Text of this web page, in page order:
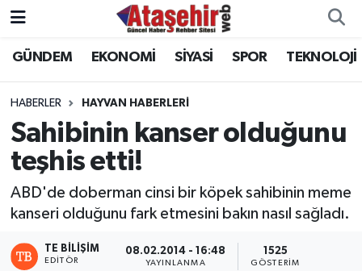
GÜNDEM EKONOMİ SİYASİ SPOR TEKNOLOJİ
HABERLER HAYVAN HABERLERI
Sahibinin kanser olduğunu
teşhis etti!
ABD'de doberman cinsi bir köpek sahibinin meme
kanseri olduğunu fark etmesini bakın nasıl sağladı.
TE BILIŞIM
EDITÖR
08.02.2014 - 16:48
YAYINLANMA
1525
GÖSTERIM
Hava Durumu
Trafik Durumu
Süper Lig Puan Durumu ve Fikstür
Tüm Manşetler
Son Dakika Haberleri
Haber Arşivi